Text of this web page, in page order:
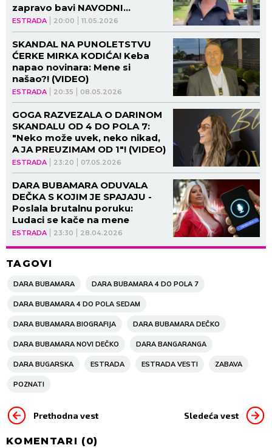
ESTRADA 20:00 11.05.2026
zapravo bavi NAVODNI
MILIONER! (FOTO, VIDEO)
ESTRADA 20:35 08.05.2026
SKANDAL NA PUNOLETSTVU
ĆERKE MIRKA KODIĆA! Keba
napao novinara: Mene si
našao?! (VIDEO)
ESTRADA 23:20 07.05.2026
GOGA RAZVEZALA O DARINOM
SKANDALU OD 4 DO POLA 7:
"Neko može uvek, neko nikad,
A JA PREUZIMAM OD 1"! (VIDEO)
ESTRADA 23:30 28.04.2026
DARA BUBAMARA ODUVALA
DEČKA S KOJIM JE SPAJAJU -
Poslala brutalnu poruku:
Ludaci se kače na mene
TAGOVI
DARA BUBAMARA DARA BUBAMARA 4 DO POLA 7
DARA BUBAMARA 4 DO POLA SEDAM
DARA BUBAMARA BIOGRAFIJA DARA BUBAMARA DEČKO
DARA BUBAMARA NOVI DEČKO DARA BANGARANGA
DARA BUGARSKA ESTRADA ESTRADA VESTI ZABAVA
POZNATI
Prethodna vest Sledeća vest
KOMENTARI (0)